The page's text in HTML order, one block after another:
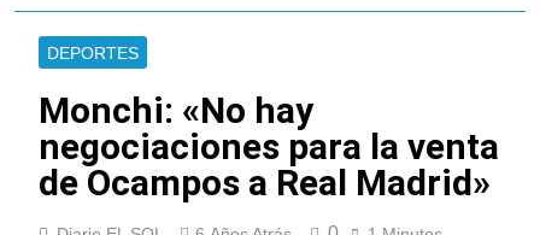
Lionel Messi llegará a
padre de Lionel
Messi, a los 68 años
24 Horas Atrás
Thiago Medina fue
imputado
1 Día Atrás
DEPORTES
Monchi: «No hay
negociaciones para la venta
de Ocampos a Real Madrid»